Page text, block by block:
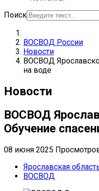
Поиск
ВОСВОД России
Новости
ВОСВОД
на воде
Новости
ВОСВОД
Обучение
08 июня 2025
Ярославская
ВОСВОД